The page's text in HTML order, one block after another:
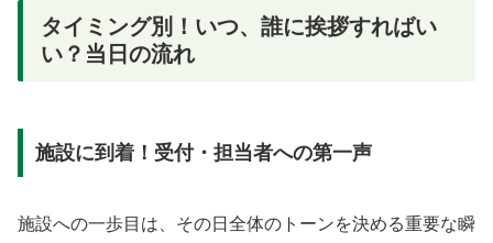
タイミング別！いつ、誰に挨拶すればい
い？当日の流れ
施設に到着！受付・担当者への第一声
施設への一歩目は、その日全体のトーンを決める重要な瞬